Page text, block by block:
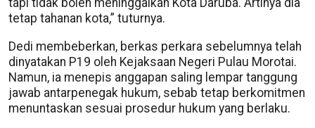
tapi tidak boleh meninggalkan Kota Daruba. Artinya dia
tetap tahanan kota,” tuturnya.
Dedi membeberkan, berkas perkara sebelumnya telah
dinyatakan P19 oleh Kejaksaan Negeri Pulau Morotai.
Namun, ia menepis anggapan saling lempar tanggung
jawab antarpenegak hukum, sebab tetap berkomitmen
menuntaskan sesuai prosedur hukum yang berlaku.